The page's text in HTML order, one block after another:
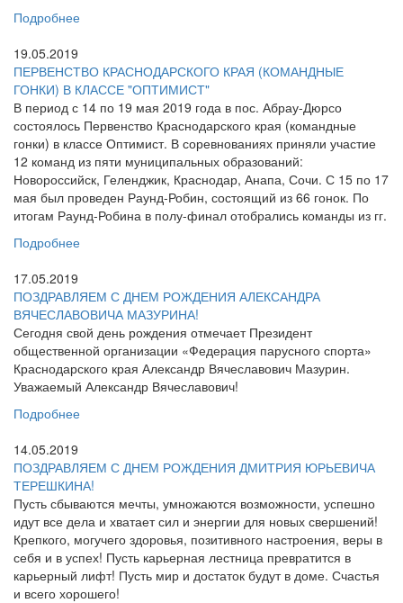
Подробнее
19.05.2019
ПЕРВЕНСТВО КРАСНОДАРСКОГО КРАЯ (КОМАНДНЫЕ
ГОНКИ) В КЛАССЕ "ОПТИМИСТ"
В период с 14 по 19 мая 2019 года в пос. Абрау-Дюрсо
состоялось Первенство Краснодарского края (командные
гонки) в классе Оптимист. В соревнованиях приняли участие
12 команд из пяти муниципальных образований:
Новороссийск, Геленджик, Краснодар, Анапа, Сочи. С 15 по 17
мая был проведен Раунд-Робин, состоящий из 66 гонок. По
итогам Раунд-Робина в полу-финал отобрались команды из гг.
Подробнее
17.05.2019
ПОЗДРАВЛЯЕМ С ДНЕМ РОЖДЕНИЯ АЛЕКСАНДРА
ВЯЧЕСЛАВОВИЧА МАЗУРИНА!
Сегодня свой день рождения отмечает Президент
общественной организации «Федерация парусного спорта»
Краснодарского края Александр Вячеславович Мазурин.
Уважаемый Александр Вячеславович!
Подробнее
14.05.2019
ПОЗДРАВЛЯЕМ С ДНЕМ РОЖДЕНИЯ ДМИТРИЯ ЮРЬЕВИЧА
ТЕРЕШКИНА!
Пусть сбываются мечты, умножаются возможности, успешно
идут все дела и хватает сил и энергии для новых свершений!
Крепкого, могучего здоровья, позитивного настроения, веры в
себя и в успех! Пусть карьерная лестница превратится в
карьерный лифт! Пусть мир и достаток будут в доме. Счастья
и всего хорошего!